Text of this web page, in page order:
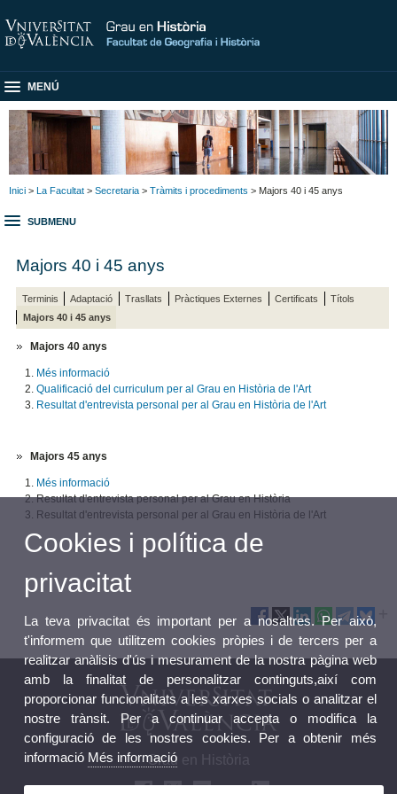
MENÚ
Inici > La Facultat > Secretaria > Tràmits i procediments > Majors 40 i 45 anys
SUBMENU
Majors 40 i 45 anys
Terminis Adaptació Trasllats Pràctiques Externes Certificats
Títols
Majors 40 i 45 anys
Majors 40 anys
Més informació
Qualificació del curriculum per al Grau en Història de l'Art
Resultat d'entrevista personal per al Grau en Història de l'Art
Majors 45 anys
Més informació
Resultat d'entrevista personal per al Grau en Història
Resultat d'entrevista personal per al Grau en Història de l'Art
Grau en Història
Cookies i política de
privacitat
La teva privacitat és important per a nosaltres. Per això,
t'informem que utilitzem cookies pròpies i de tercers per a
realitzar anàlisis d'ús i mesurament de la nostra pàgina web
amb la finalitat de personalitzar continguts,així com
proporcionar funcionalitats a les xarxes socials o analitzar el
nostre trànsit. Per a continuar accepta o modifica la
configuració de les nostres cookies. Per a obtenir més
informació Més informació